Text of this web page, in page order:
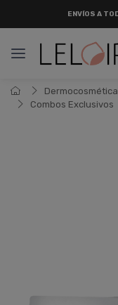
Dermocosmética
Combos Exclusivos